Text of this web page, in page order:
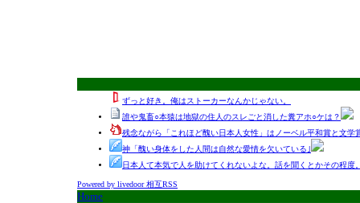
ずっと好き。俺はストーカーなんかじゃない。
誰や鬼畜○本猿は地獄の住人のスレごと消した糞アホ○ケは？
残念ながら「これほど醜い日本人女性」はノーベル平和賞と文学
神「醜い身体をした人間は自然な愛情を欠いている｣
日本人て本気で人を助けてくれないよな。話を聞くとかその程度
Powered by livedoor 相互RSS
Home